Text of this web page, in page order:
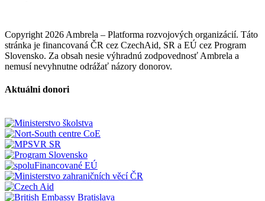
Copyright 2026 Ambrela – Platforma rozvojových organizácií. Táto
stránka je financovaná ČR cez CzechAid, SR a EÚ cez Program
Slovensko. Za obsah nesie výhradnú zodpovednosť Ambrela a
nemusí nevyhnutne odrážať názory donorov.
Aktuálni donori